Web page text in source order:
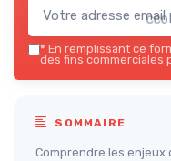
* En remplissant ce
des fins commerciales
SOMMAIRE
Comprendre les enjeux